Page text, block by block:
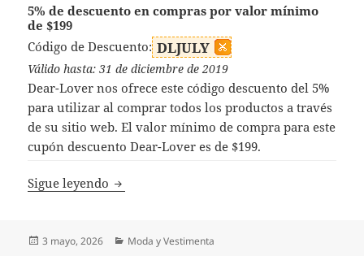
5% de descuento en compras por valor mínimo
de $199
Código de Descuento: DLJULY
Válido hasta: 31 de diciembre de 2019
Dear-Lover nos ofrece este código descuento del 5%
para utilizar al comprar todos los productos a través
de su sitio web. El valor mínimo de compra para este
cupón descuento Dear-Lover es de $199.
Sigue leyendo Códigos Descuento Dear-Lover
Publicado
3 mayo, 2026 Categorías
Moda y Vestimenta